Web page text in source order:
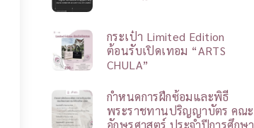
กระเป๋า Limited Edition
ต้อนรับเปิดเทอม “ARTS
CHULA”
กำหนดการฝึกซ้อมและพิธี
พระราชทานปริญญาบัตร คณะ
อักษรศาสตร์ ประจำปีการศึกษา